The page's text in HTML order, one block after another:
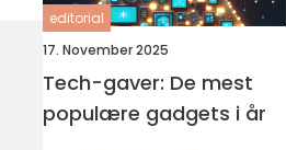
editorial
17. November 2025
Tech-gaver: De mest
populære gadgets i år